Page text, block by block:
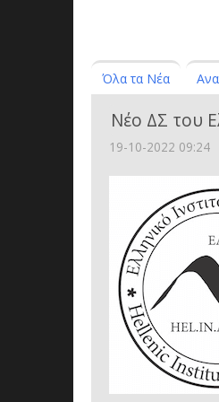
Όλα τα Νέα
Νέο ΔΣ του
19-10-2022 09:24